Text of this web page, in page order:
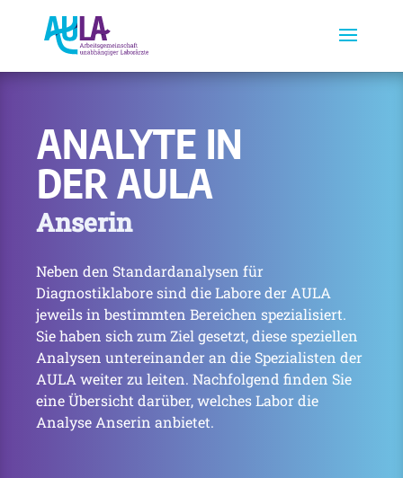
ANALYTE IN
DER AULA
Anserin
Neben den Standardanalysen für
Diagnostiklabore sind die Labore der AULA
jeweils in bestimmten Bereichen spezialisiert.
Sie haben sich zum Ziel gesetzt, diese speziellen
Analysen untereinander an die Spezialisten der
AULA weiter zu leiten. Nachfolgend finden Sie
eine Übersicht darüber, welches Labor die
Analyse Anserin anbietet.